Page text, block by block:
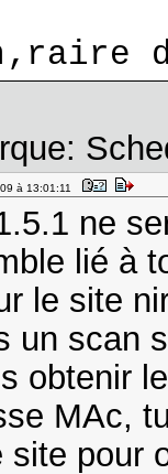
à 13:01:11
ne
lié à
le site
un scan
obtenir
MAc,
site pour